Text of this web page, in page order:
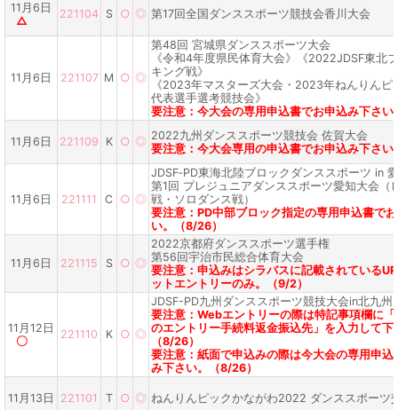
11月6日
△
221104 S ○ ◎ 第17回全国ダンススポーツ競技会香川大会
11月6日 221107 M ○ ◎
第48回 宮城県ダンススポーツ大会
《令和4年度県民体育大会》《2022JDSF東北
キング戦》
《2023年マスターズ大会・2023年ねんりんピ
代表選手選考競技会》
要注意：今大会の専用申込書でお申込み下さい
11月6日 221109 K ○ ◎ 2022九州ダンススポーツ競技会 佐賀大会
要注意：今大会専用の申込書でお申込み下さ
11月6日 221111 C ○ ◎
JDSF‐PD東海北陸ブロックダンススポーツ in
第1回 プレジュニアダンススポーツ愛知大会（
戦・ソロダンス戦）
要注意：PD中部ブロック指定の専用申込書で
い。（8/26）
11月6日 221115 S ○ ◎
2022京都府ダンススポーツ選手権
第56回宇治市民総合体育大会
要注意：申込みはシラバスに記載されている
ットエントリーのみ。（9/2）
11月12日
〇
221110 K ○ ◎
JDSF-PD九州ダンススポーツ競技大会in北九州
要注意：Webエントリーの際は特記事項欄に
のエントリー手続料返金振込先」を入力して下
（8/26）
要注意：紙面で申込みの際は今大会の専用申込
み下さい。（8/26）
11月13日 221101 T ○ ◎ ねんりんピックかながわ2022 ダンススポーツ